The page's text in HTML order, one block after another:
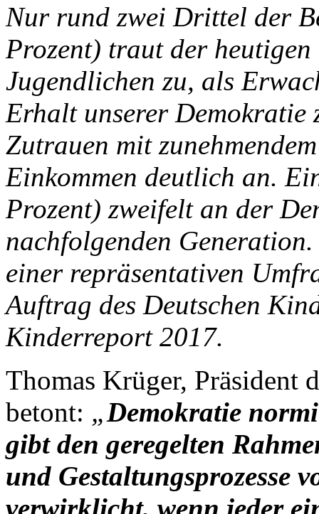
Nur rund zwei Drittel der
Prozent) traut der
Jugendlichen zu, als
Erhalt unserer Demokratie
Zutrauen mit
Einkommen deutlich an.
Prozent) zweifelt an der
nachfolgenden
einer repräsentativen
Auftrag des Deutschen
Kinderreport 2017.
Thomas Krüger, Präsident
betont: „Demokratie
gibt den geregelten
und Gestaltungsprozesse
verwirklicht, wenn jeder